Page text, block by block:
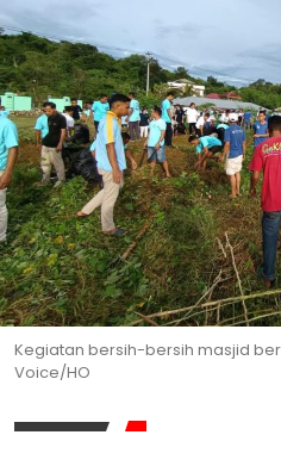
Kegiatan bersih-bersih masjid
Voice/HO